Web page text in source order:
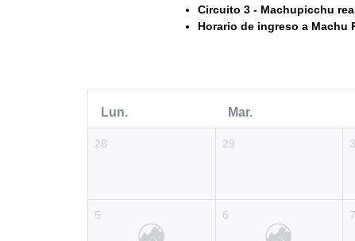
Circuito 3 - Machupicchu
Horario de ingreso a Machu
Lun.
28
5
Mar.
29
6 7